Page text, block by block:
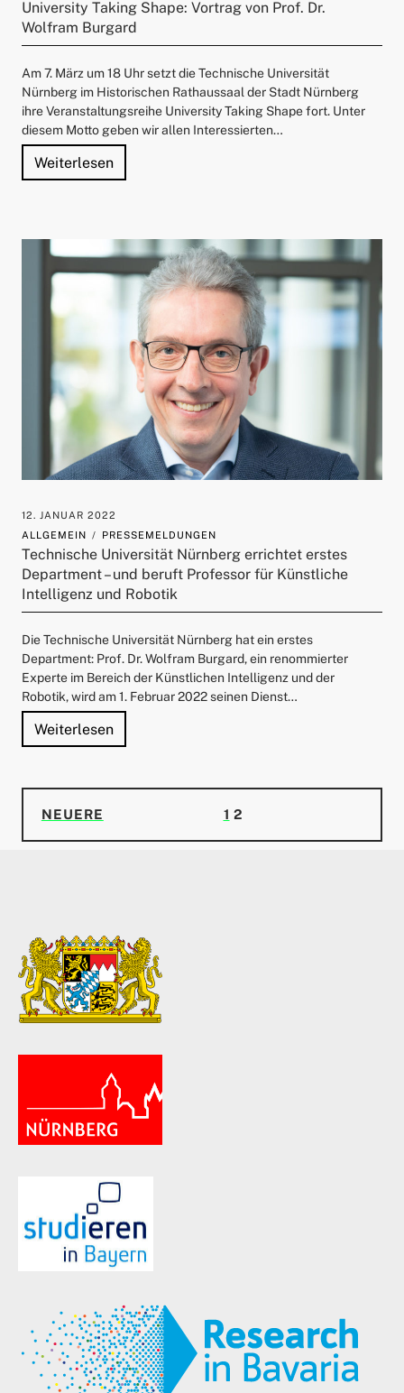
University Taking Shape: Vortrag von Prof. Dr.
Wolfram Burgard
Am 7. März um 18 Uhr setzt die Technische Universität
Nürnberg im Historischen Rathaussaal der Stadt Nürnberg
ihre Veranstaltungsreihe University Taking Shape fort. Unter
diesem Motto geben wir allen Interessierten…
Weiterlesen"University Taking Shape: Vortrag von
12. JANUAR 2022
ALLGEMEIN
PRESSEMELDUNGEN
Technische Universität Nürnberg errichtet erstes
Department – und beruft Professor für Künstliche
Intelligenz und Robotik
Die Technische Universität Nürnberg hat ein erstes
Department: Prof. Dr. Wolfram Burgard, ein renommierter
Experte im Bereich der Künstlichen Intelligenz und der
Robotik, wird am 1. Februar 2022 seinen Dienst…
Weiterlesen"Technische Universität Nürnberg
SEITENNUMMERIERUNG DER
NEUERE NEUERE BEITRÄGESEITE
1 SEITE
2